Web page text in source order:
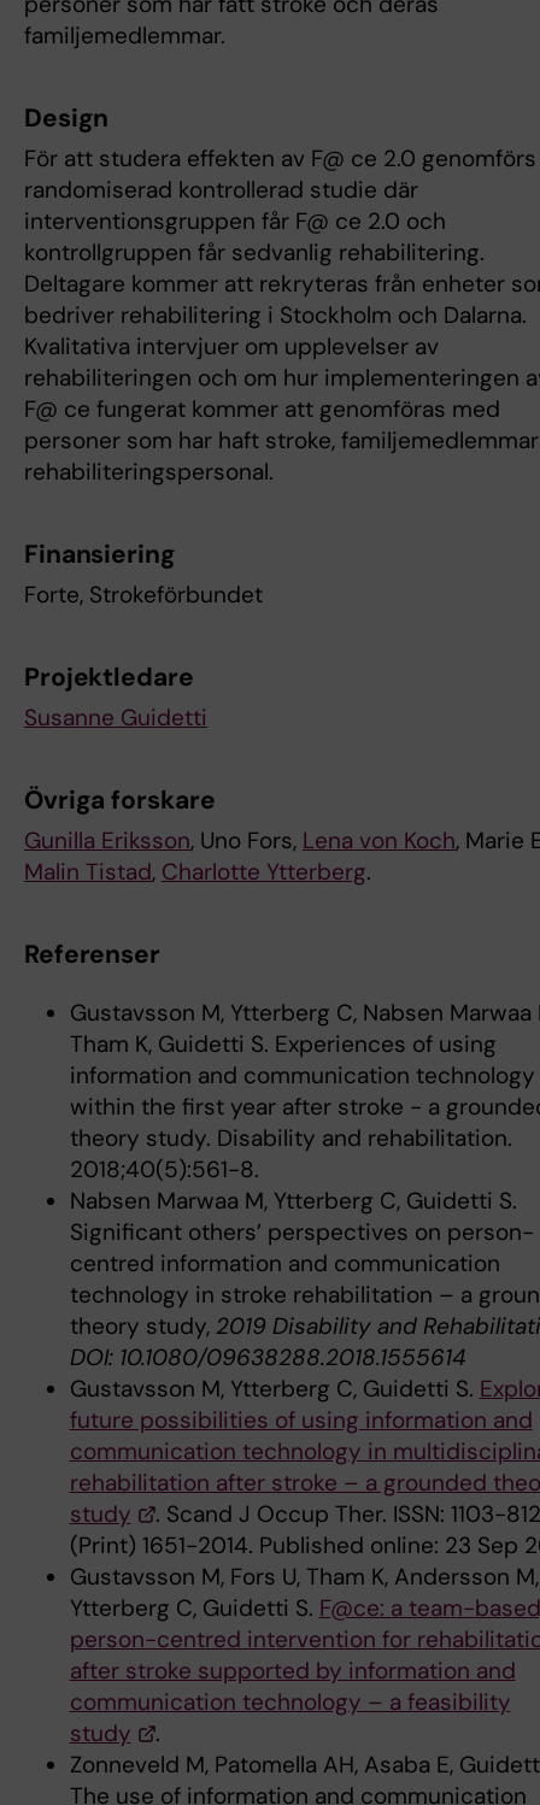
familjemedlemmar.
Design
För att studera effekten av F@ ce 2.0
randomiserad kontrollerad studie där
interventionsgruppen får F@ ce 2.0 och
kontrollgruppen får sedvanlig rehabilitering.
Deltagare kommer att rekryteras från enheter
bedriver rehabilitering i Stockholm och Dalarna.
Kvalitativa intervjuer om upplevelser av
rehabiliteringen och om hur implementeringen
F@ ce fungerat kommer att genomföras med
personer som har haft stroke,
rehabiliteringspersonal.
Finansiering
Forte, Strokeförbundet
Projektledare
Susanne Guidetti
Övriga forskare
Gunilla Eriksson, Uno Fors, Lena von Koch, Marie
Malin Tistad, Charlotte Ytterberg.
Referenser
Gustavsson M, Ytterberg C, Nabsen Marwaa
Tham K, Guidetti S. Experiences of using
information and communication technology
within the first year after stroke - a
theory study. Disability and rehabilitation.
2018;40(5):561-8.
Nabsen Marwaa M, Ytterberg C, Guidetti S.
Significant others’ perspectives on person-
centred information and communication
technology in stroke rehabilitation – a
theory study, 2019 Disability and
DOI: 10.1080/09638288.2018.1555614
Gustavsson M, Ytterberg C, Guidetti S.
future possibilities of using information and
communication technology in
rehabilitation after stroke – a grounded
study
. Scand J Occup Ther. ISSN: 1103-
(Print) 1651-2014. Published online: 23 Sep
Gustavsson M, Fors U, Tham K, Andersson M,
Ytterberg C, Guidetti S. F@ce: a team-
person-centred intervention for
after stroke supported by information and
communication technology – a feasibility
study
.
Zonneveld M, Patomella AH, Asaba E,
The use of information and communication